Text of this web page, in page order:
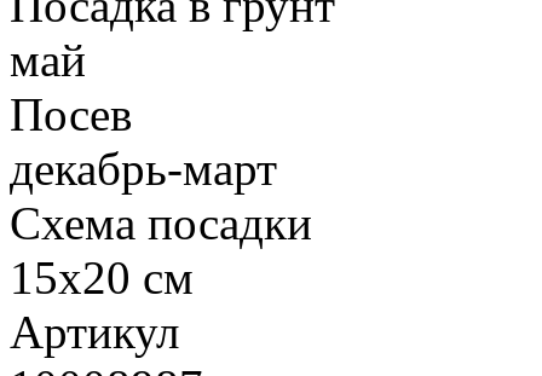
май
Посев
декабрь-март
Схема посадки
15х20 см
Артикул